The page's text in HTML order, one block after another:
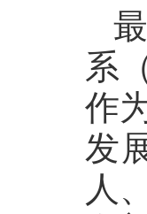
系
作
发
人